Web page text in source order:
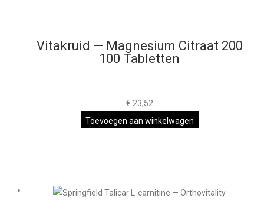
Vitakruid — Magnesium Citraat 200
100 Tabletten
€ 23,52
Toevoegen aan winkelwagen